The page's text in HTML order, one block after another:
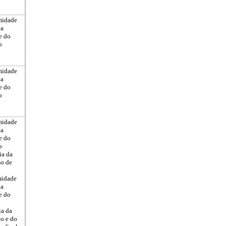
do
do
do
da
de
do
da
e do